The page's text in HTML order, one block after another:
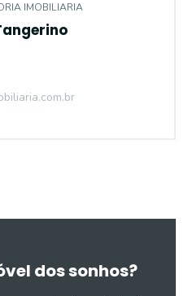
IMOBILIARIA
dos sonhos?